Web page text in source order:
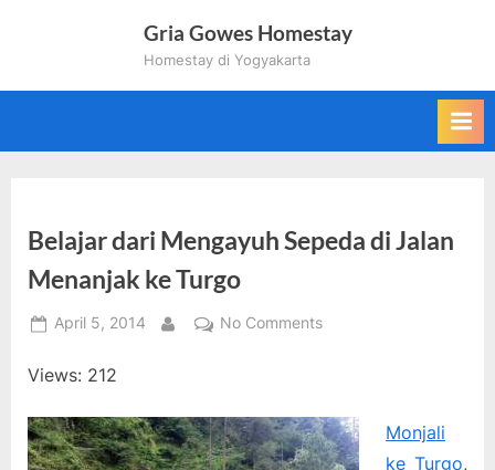
Gria Gowes Homestay
Homestay di Yogyakarta
Belajar dari Mengayuh Sepeda di Jalan
Menanjak ke Turgo
Posted
April 5, 2014
By
No Commentson
Sepeda
di
Views: 212
Monjali
ke Turgo,